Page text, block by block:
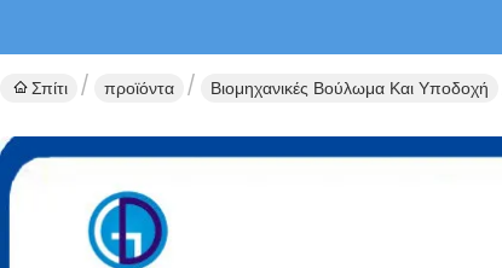
Σπίτι προϊόντα Βιομηχανικές Βούλωμα Και Υποδοχή